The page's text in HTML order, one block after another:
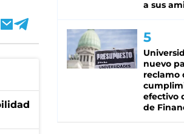
a sus
nuevo
reclamo
efectivo
de